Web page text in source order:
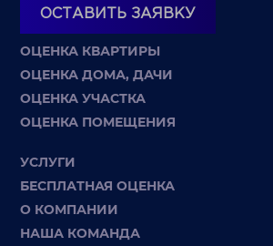
ОСТАВИТЬ ЗАЯВКУ
ОЦЕНКА КВАРТИРЫ
ОЦЕНКА ДОМА, ДАЧИ
ОЦЕНКА УЧАСТКА
ОЦЕНКА ПОМЕЩЕНИЯ
УСЛУГИ
БЕСПЛАТНАЯ ОЦЕНКА
О КОМПАНИИ
НАША КОМАНДА